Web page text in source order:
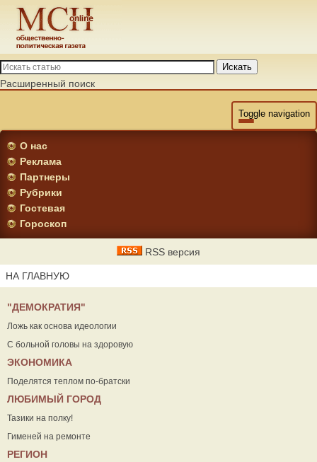
Искать
Расширенный поиск
Toggle navigation
О нас
Реклама
Партнеры
Рубрики
Гостевая
Гороскоп
RSS версия
НА ГЛАВНУЮ
"ДЕМОКРАТИЯ"
Ложь как основа идеологии
С больной головы на здоровую
ЭКОНОМИКА
Поделятся теплом по-братски
ЛЮБИМЫЙ ГОРОД
Тазики на полку!
Гименей на ремонте
РЕГИОН